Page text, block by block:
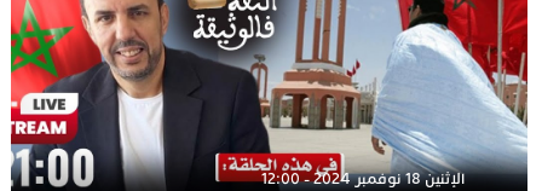
الإثنين 18 نوفمبر 2024 - 12:00